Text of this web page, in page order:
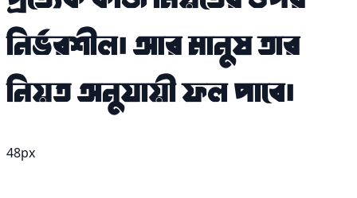
নির্ভরশীল। আর মানুষ তার
নিয়ত অনুযায়ী ফল পাবে।
48px